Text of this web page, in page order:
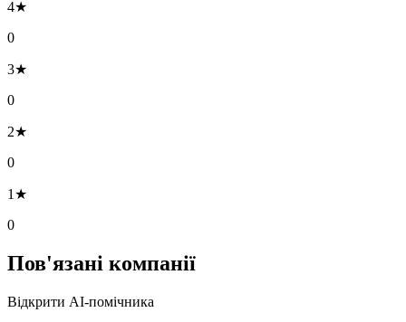
4★
0
3★
0
2★
0
1★
0
Пов'язані компанії
Відкрити AI-помічника